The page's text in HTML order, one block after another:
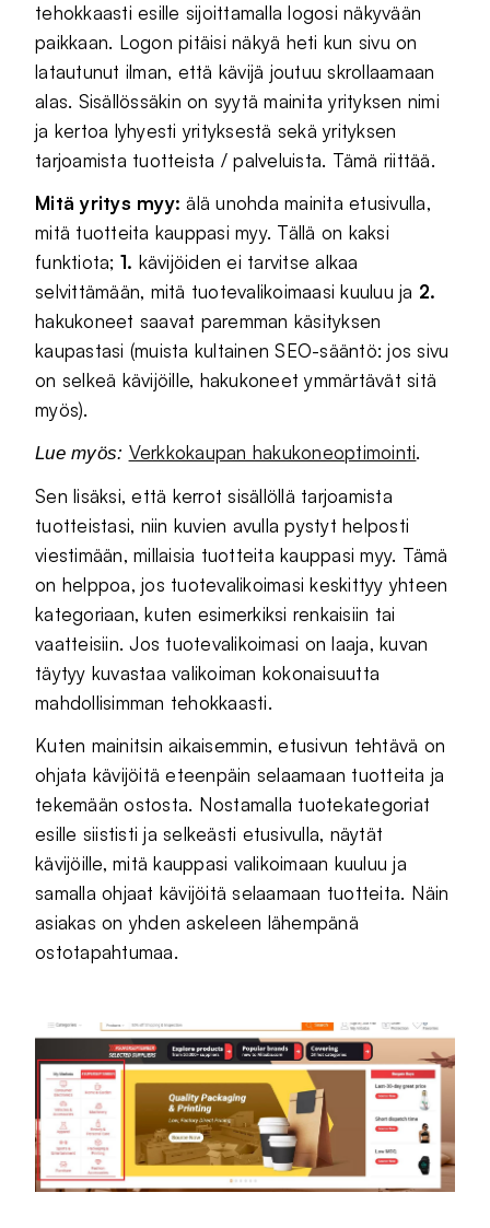
tehokkaasti esille sijoittamalla logosi näkyvään
paikkaan. Logon pitäisi näkyä heti kun sivu on
latautunut ilman, että kävijä joutuu skrollaamaan
alas. Sisällössäkin on syytä mainita yrityksen nimi
ja kertoa lyhyesti yrityksestä sekä yrityksen
tarjoamista tuotteista / palveluista. Tämä riittää.
Mitä yritys myy:älä unohda mainita etusivulla,
mitä tuotteita kauppasi myy. Tällä on kaksi
funktiota; 1. kävijöiden ei tarvitse alkaa
selvittämään, mitä tuotevalikoimaasi kuuluu ja 2.
hakukoneet saavat paremman käsityksen
kaupastasi (muista kultainen SEO-sääntö: jos sivu
on selkeä kävijöille, hakukoneet ymmärtävät sitä
myös).
Lue myös: Verkkokaupan hakukoneoptimointi.
Sen lisäksi, että kerrot sisällöllä tarjoamista
tuotteistasi, niin kuvien avulla pystyt helposti
viestimään, millaisia tuotteita kauppasi myy. Tämä
on helppoa, jos tuotevalikoimasi keskittyy yhteen
kategoriaan, kuten esimerkiksi renkaisiin tai
vaatteisiin. Jos tuotevalikoimasi on laaja, kuvan
täytyy kuvastaa valikoiman kokonaisuutta
mahdollisimman tehokkaasti.
Kuten mainitsin aikaisemmin, etusivun tehtävä on
ohjata kävijöitä eteenpäin selaamaan tuotteita ja
tekemään ostosta. Nostamalla tuotekategoriat
esille siististi ja selkeästi etusivulla, näytät
kävijöille, mitä kauppasi valikoimaan kuuluu ja
samalla ohjaat kävijöitä selaamaan tuotteita. Näin
asiakas on yhden askeleen lähempänä
ostotapahtumaa.